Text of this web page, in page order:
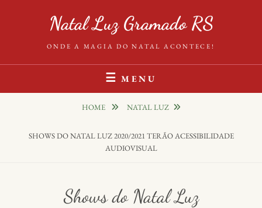
Natal Luz Gramado RS
ONDE A MAGIA DO NATAL ACONTECE!
MENU
HOME NATAL LUZ
SHOWS DO NATAL LUZ 2020/2021 TERÃO ACESSIBILIDADE
AUDIOVISUAL
Shows do Natal Luz